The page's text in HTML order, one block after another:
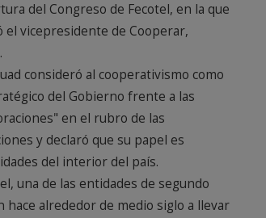
del Congreso de Fecotel, en la que
el vicepresidente de Cooperar,
consideró al cooperativismo como
del Gobierno frente a las
en el rubro de las
y declaró que su papel es
del interior del país.
una de las entidades de segundo
hace alrededor de medio siglo a llevar